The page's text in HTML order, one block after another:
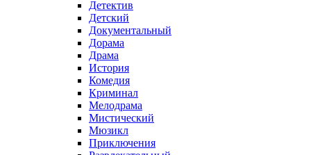
Детектив
Детский
Документальный
Дорама
Драма
История
Комедия
Криминал
Мелодрама
Мистический
Мюзикл
Приключения